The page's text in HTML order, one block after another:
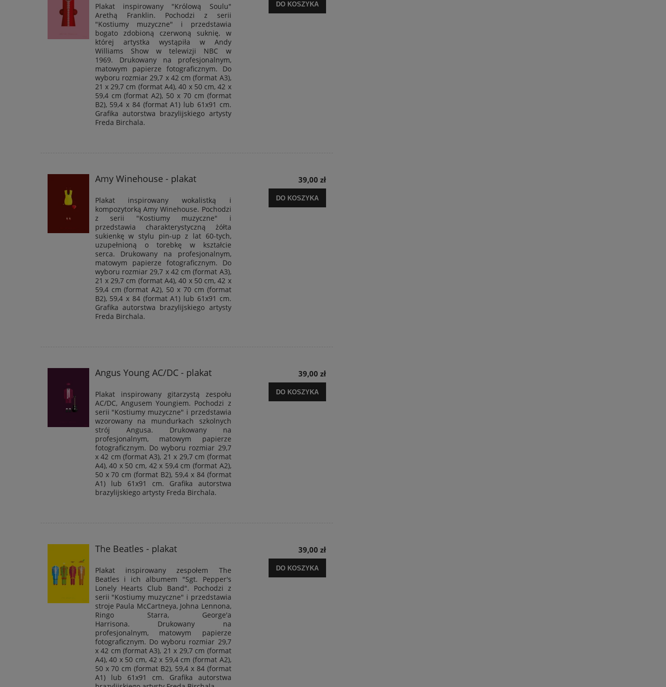
Plakat inspirowany "Królową Soulu"
Arethą Franklin. Pochodzi z serii
"Kostiumy muzyczne" i przedstawia
bogato zdobioną czerwoną suknię, w
której artystka wystąpiła w Andy
Williams Show w telewizji NBC w
1969. Drukowany na profesjonalnym,
matowym papierze fotograficznym. Do
wyboru rozmiar 29,7 x 42 cm (format A3),
21 x 29,7 cm (format A4), 40 x 50 cm, 42 x
59,4 cm (format A2), 50 x 70 cm (format
B2), 59,4 x 84 (format A1) lub 61x91 cm.
Grafika autorstwa brazylijskiego artysty
Freda Birchala.
DO KOSZYKA
Amy Winehouse - plakat
Plakat inspirowany wokalistką i
kompozytorką Amy Winehouse. Pochodzi
z serii "Kostiumy muzyczne" i
przedstawia charakterystyczną żółta
sukienkę w stylu pin-up z lat 60-tych,
uzupełnioną o torebkę w kształcie
serca. Drukowany na profesjonalnym,
matowym papierze fotograficznym. Do
wyboru rozmiar 29,7 x 42 cm (format A3),
21 x 29,7 cm (format A4), 40 x 50 cm, 42 x
59,4 cm (format A2), 50 x 70 cm (format
B2), 59,4 x 84 (format A1) lub 61x91 cm.
Grafika autorstwa brazylijskiego artysty
Freda Birchala.
39,00 zł
DO KOSZYKA
Angus Young AC/DC - plakat
Plakat inspirowany gitarzystą zespołu
AC/DC, Angusem Youngiem. Pochodzi z
serii "Kostiumy muzyczne" i przedstawia
wzorowany na mundurkach szkolnych
strój Angusa. Drukowany na
profesjonalnym, matowym papierze
fotograficznym. Do wyboru rozmiar 29,7
x 42 cm (format A3), 21 x 29,7 cm (format
A4), 40 x 50 cm, 42 x 59,4 cm (format A2),
50 x 70 cm (format B2), 59,4 x 84 (format
A1) lub 61x91 cm. Grafika autorstwa
brazylijskiego artysty Freda Birchala.
39,00 zł
DO KOSZYKA
The Beatles - plakat
Plakat inspirowany zespołem The
Beatles i ich albumem "Sgt. Pepper's
Lonely Hearts Club Band". Pochodzi z
serii "Kostiumy muzyczne" i przedstawia
stroje Paula McCartneya, Johna Lennona,
Ringo Starra, George'a
Harrisona. Drukowany na
profesjonalnym, matowym papierze
fotograficznym. Do wyboru rozmiar 29,7
x 42 cm (format A3), 21 x 29,7 cm (format
A4), 40 x 50 cm, 42 x 59,4 cm (format A2),
50 x 70 cm (format B2), 59,4 x 84 (format
A1) lub 61x91 cm. Grafika autorstwa
39,00 zł
DO KOSZYKA